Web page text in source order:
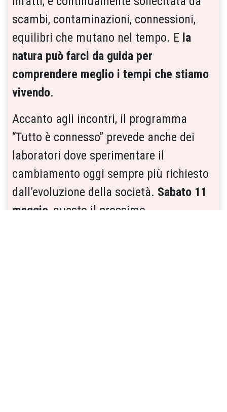
scambi, contaminazioni, connessioni,
equilibri che mutano nel tempo. E la
natura può farci da guida per
comprendere meglio i tempi che stiamo
vivendo.
Accanto agli incontri, il programma
“Tutto è connesso” prevede anche dei
laboratori dove sperimentare il
cambiamento oggi sempre più richiesto
dall’evoluzione della società. Sabato 11
maggio , questo il prossimo